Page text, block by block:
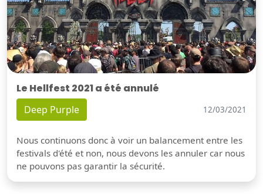
Le Hellfest 2021 a été annulé
Deep Purple 12/03/2021
Nous continuons donc à voir un balancement entre les
festivals d'été et non, nous devons les annuler car nous
ne pouvons pas garantir la sécurité.